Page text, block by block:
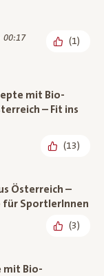
00:17 (1)
mit Bio-
– Fit ins
(13)
Österreich –
für SportlerInnen
(3)
mit Bio-